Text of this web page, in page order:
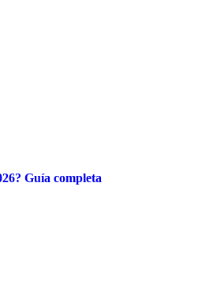
Guía completa